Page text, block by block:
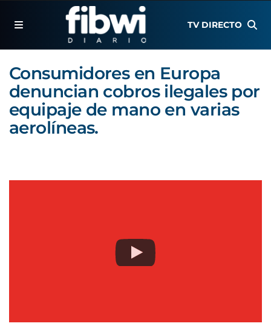
TV DIRECTO
Consumidores en Europa
denuncian cobros ilegales por
equipaje de mano en varias
aerolíneas.